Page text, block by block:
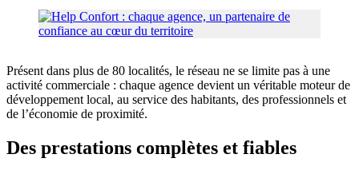
Présent dans plus de 80 localités, le réseau ne se limite pas à une
activité commerciale : chaque agence devient un véritable moteur de
développement local, au service des habitants, des professionnels et
de l’économie de proximité.
Des prestations complètes et fiables